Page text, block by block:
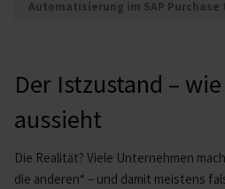
Automatisierung im SAP Purchase
Der Istzustand –
aussieht
Die Realität? Viele Unternehmen
die anderen“ – und damit meistens